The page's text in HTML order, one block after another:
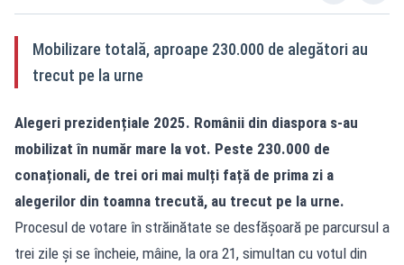
Mobilizare totală, aproape 230.000 de alegători au
trecut pe la urne
Alegeri prezidențiale 2025. Românii din diaspora s-au
mobilizat în număr mare la vot. Peste 230.000 de
conaționali, de trei ori mai mulți față de prima zi a
alegerilor din toamna trecută, au trecut pe la urne.
Procesul de votare în străinătate se desfășoară pe parcursul a
trei zile și se încheie, mâine, la ora 21, simultan cu votul din